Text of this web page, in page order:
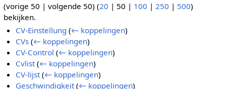
(vorige 50 | volgende 50) (20 | 50 | 100 | 250 | 500)
bekijken.
CV-Einstellung (← koppelingen)
CVs (← koppelingen)
CV-Control (← koppelingen)
Cvlist (← koppelingen)
CV-lijst (← koppelingen)
Geschwindigkeit (← koppelingen)